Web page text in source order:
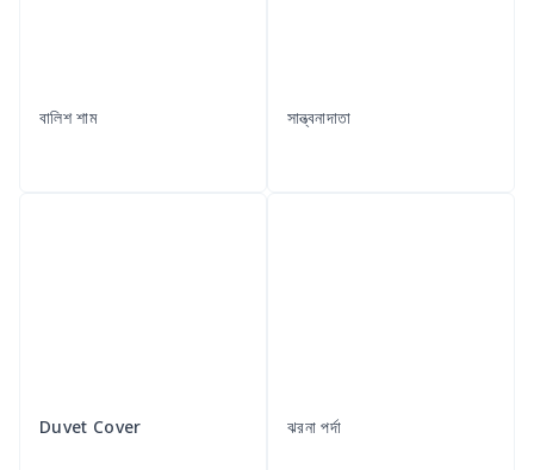
বালিশ শাম সান্ত্বনাদাতা
Duvet Cover ঝরনা পর্দা